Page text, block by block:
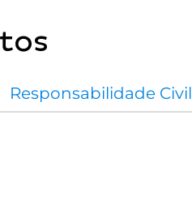
Responsabilidade Civil